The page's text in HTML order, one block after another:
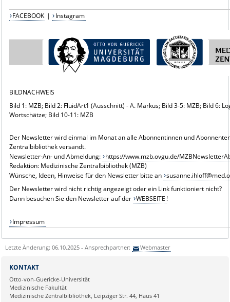
FACEBOOK | Instagram
BILDNACHWEIS
Bild 1: MZB; Bild 2: FluidArt1 (Ausschnitt) - A. Markus; Bild 3-5: MZB; Bild 6:
Wortschätze; Bild 10-11: MZB
Der Newsletter wird einmal im Monat an alle Abonnentinnen und
Zentralbibliothek versandt.
Newsletter-An- und Abmeldung: https://www.mzb.ovgu.de/
Redaktion: Medizinische Zentralbibliothek (MZB)
Wünsche, Ideen, Hinweise für den Newsletter bitte an
Der Newsletter wird nicht richtig angezeigt oder ein Link funktioniert nicht?
Dann besuchen Sie den Newsletter auf der WEBSEITE !
Impressum
Letzte Änderung: 06.10.2025 - Ansprechpartner: Webmaster
KONTAKT
Otto-von-Guericke-Universität
Medizinische Fakultät
Medizinische Zentralbibliothek, Leipziger Str. 44, Haus 41